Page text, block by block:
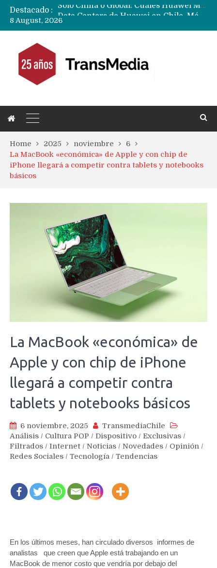
Destacado :
Data Centers de Huawei en Chile, México, Brasil,Perú y Argentina podrían verse afectados por arremetida de EE.UU
8 August, 2026
Home 2025 noviembre
6
La MacBook «económica» de Apple y con chip de
iPhone llegará a competir contra tablets y notebooks
básicos
La MacBook «económica» de
Apple y con chip de iPhone
llegará a competir contra
tablets y notebooks básicos
6 noviembre, 2025
TransmediaChile
Análisis / Cultura POP / Dispositivo / Exclusivas /
Filtrados / Internet / Noticias / Novedades / Opinión /
Redes Sociales / Tecnología / Tendencias
En los últimos meses, han circulado diversos informes de
analistas que creen que Apple está trabajando en un
MacBook de menor costo que vendría por debajo del